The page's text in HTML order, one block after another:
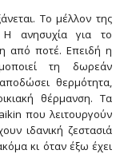
Το μέλλον της
Η ανησυχία για το
από ποτέ. Επειδή η
τη δωρεάν
θερμότητα,
θέρμανση. Τα
που λειτουργούν
ιδανική ζεστασιά
κι όταν έξω έχει